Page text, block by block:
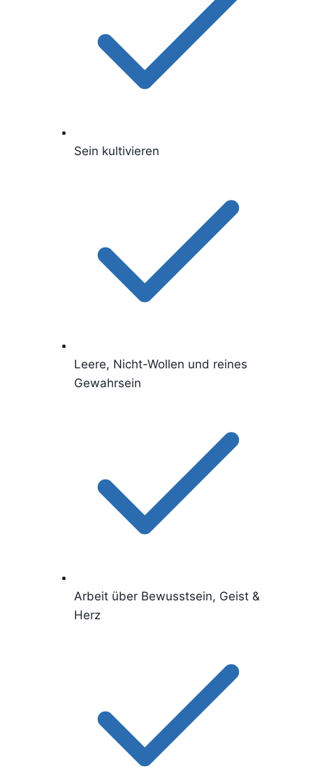
Sein kultivieren
Leere, Nicht-Wollen und reines
Gewahrsein
Arbeit über Bewusstsein, Geist &
Herz